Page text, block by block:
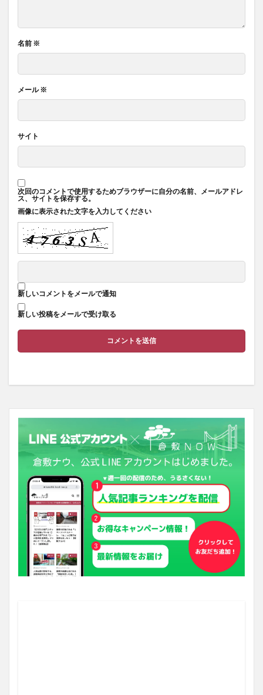
名前 ※
メール※
サイト
次回のコメントで使用するためブラウザーに自分の名前、メールアドレ
ス、サイトを保存する。
画像に表示された文字を入力してください
新しいコメントをメールで通知
新しい投稿をメールで受け取る